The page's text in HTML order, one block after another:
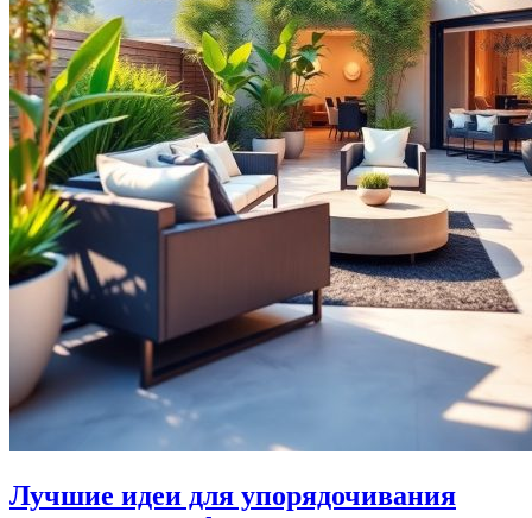
Лучшие идеи для упорядочивания